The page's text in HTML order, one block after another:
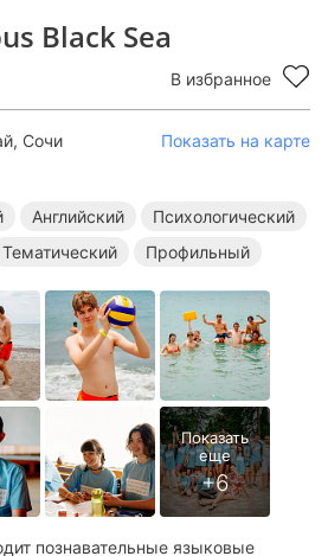
Black Sea
В избранное
Сочи
Показать на карте
Английский
Психологический
Тематический Профильный
познавательные языковые
Детские лагеря на Черном море
крае
Краснодарском крае
в Краснодарском крае
крае
крае
Английские лагеря в Сочи
в Сочи
Сочи
Лагеря с бассейном в Сочи
Английские лагеря на море